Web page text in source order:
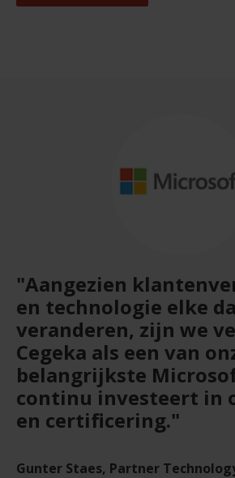
"Aangezien
en technologie elke
veranderen, zijn we
Cegeka als een van
belangrijkste
continu investeert in
en certificering."
Gunter Staes, Partner